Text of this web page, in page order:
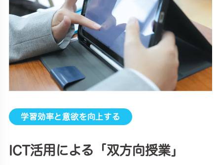
学習効率と意欲を向上する
ICT活用による「双方向授業」